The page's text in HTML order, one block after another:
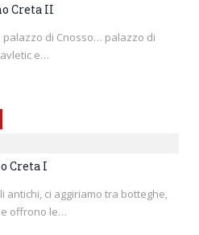
Creta II
di Cnosso… palazzo di
e…
Creta I
ci aggiriamo tra botteghe,
offrono le…